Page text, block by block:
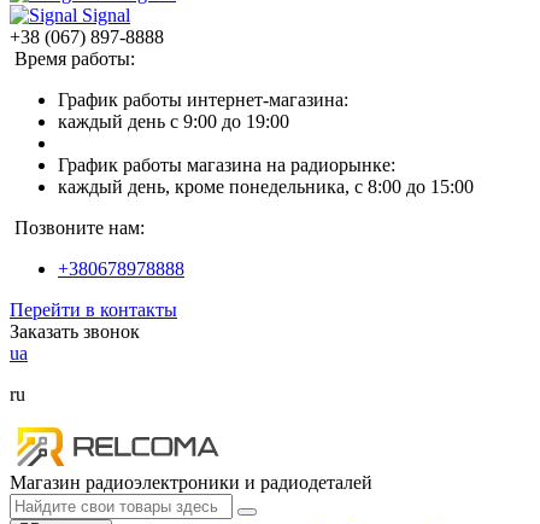
Signal
+38 (067) 897-8888
Время работы:
График работы интернет-магазина:
каждый день с 9:00 до 19:00
График работы магазина на радиорынке:
каждый день, кроме понедельника, с 8:00 до 15:00
Позвоните нам:
+380678978888
Перейти в контакты
Заказать звонок
ua
ru
Магазин радиоэлектроники и радиодеталей